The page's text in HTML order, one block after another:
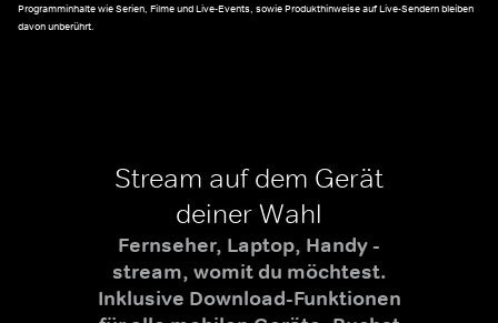
Programminhalte wie Serien, Filme und Live-Events, sowie Produkthinweise auf Live-Sendern bleiben
davon unberührt.
Stream auf dem Gerät
deiner Wahl
Fernseher, Laptop, Handy -
stream, womit du möchtest.
Inklusive Download-Funktionen